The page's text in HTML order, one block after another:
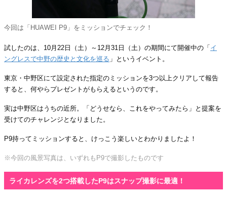
今回は「HUAWEI P9」をミッションでチェック！
試したのは、10月22日（土）～12月31日（土）の期間にて開催中の「 イ
ングレスで中野の歴史と文化を巡る 」というイベント。
東京・中野区にて設定された指定のミッションを3つ以上クリアして報告
すると、何やらプレゼントがもらえるというのです。
実は中野区はうちの近所。「どうせなら、これをやってみたら」と提案を
受けてのチャレンジとなりました。
P9持ってミッションすると、けっこう楽しいとわかりましたよ！
※今回の風景写真は、いずれもP9で撮影したものです
ライカレンズを2つ搭載したP9はスナップ撮影に最適！